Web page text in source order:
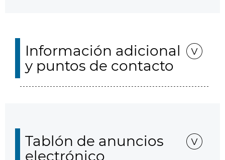
Información adicional
y puntos de contacto
Tablón de anuncios
electrónico